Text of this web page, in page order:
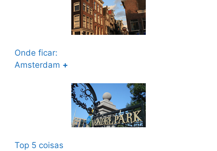
Onde ficar:
Amsterdam +
Top 5 coisas